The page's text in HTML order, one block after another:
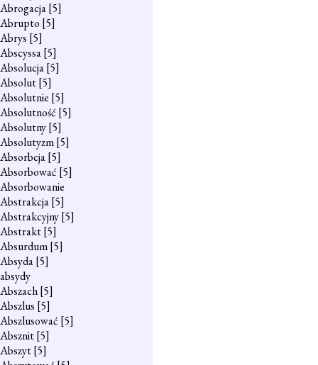
Abrogacja[5]
Abrupto [5]
Abrys [5]
Abscyssa[5]
Absolucja[5]
Absolut[5]
Absolutnie [5]
Absolutność [5]
Absolutny[5]
Absolutyzm[5]
Absorbcja[5]
Absorbować [5]
Absorbowanie
Abstrakcja[5]
Abstrakcyjny[5]
Abstrakt[5]
Absurdum[5]
Absyda[5]
absydy
Abszach[5]
Abszlus [5]
Abszlusować [5]
Absznit[5]
Abszyt[5]